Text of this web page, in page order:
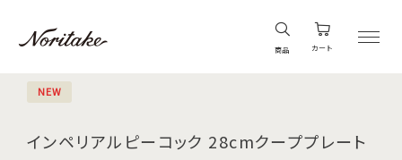
商品 カート
NEW
インペリアルピーコック 28cmクーププレート